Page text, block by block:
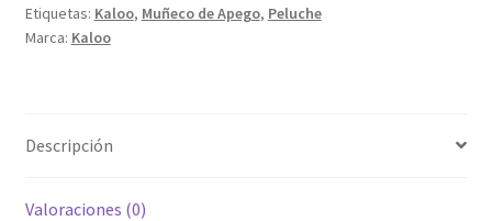
Etiquetas: Kaloo, Muñeco de Apego, Peluche
Marca: Kaloo
Descripción
Valoraciones (0)